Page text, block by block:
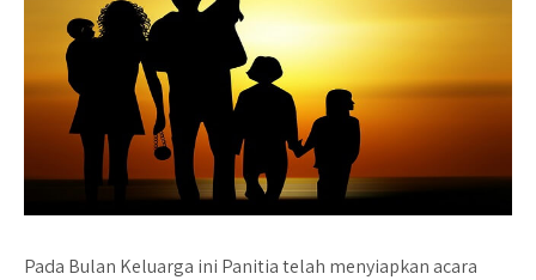
Pada Bulan Keluarga ini Panitia telah menyiapkan acara